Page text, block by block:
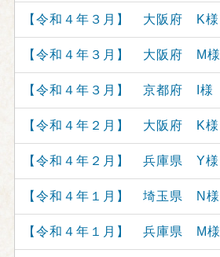
【令和４年３月】 大阪府 K様
【令和４年３月】 大阪府 M様
【令和４年３月】 京都府 I様
【令和４年２月】 大阪府 K様
【令和４年２月】 兵庫県 Y様
【令和４年１月】 埼玉県 N様
【令和４年１月】 兵庫県 M様